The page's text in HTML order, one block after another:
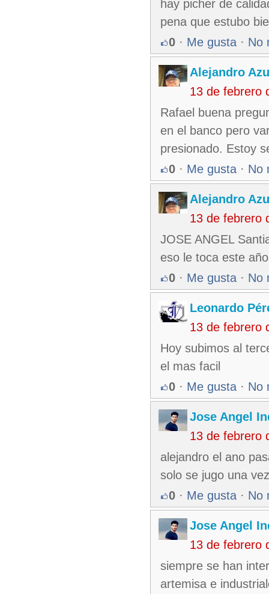
hay picher de
pena que estubo
0 · Me gusta · No
Alejandro
13 de febrero
Rafael buena
en el banco pero
presionado. Estoy
0 · Me gusta · No
Alejandro
13 de febrero
JOSE ANGEL
eso le toca este
0 · Me gusta · No
Leonardo
13 de febrero
Hoy subimos al
el mas facil
0 · Me gusta · No
Jose Angel
13 de febrero
alejandro el ano
solo se jugo una
0 · Me gusta · No
Jose Angel
13 de febrero
siempre se han
artemisa e